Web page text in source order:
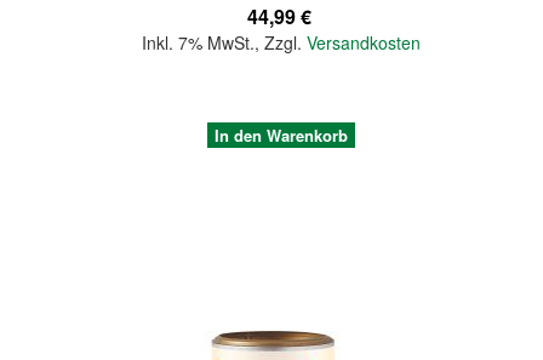
44,99 €
Inkl. 7% MwSt.,Zzgl.Versandkosten
In den Warenkorb